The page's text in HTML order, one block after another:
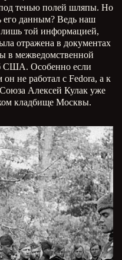
под тенью полей шляпы. Но
его данным? Ведь наш
той информацией,
отражена в документах
в межведомственной
США. Особенно если
он не работал с Fedora, а к
Алексей Кулак уже
кладбище Москвы.